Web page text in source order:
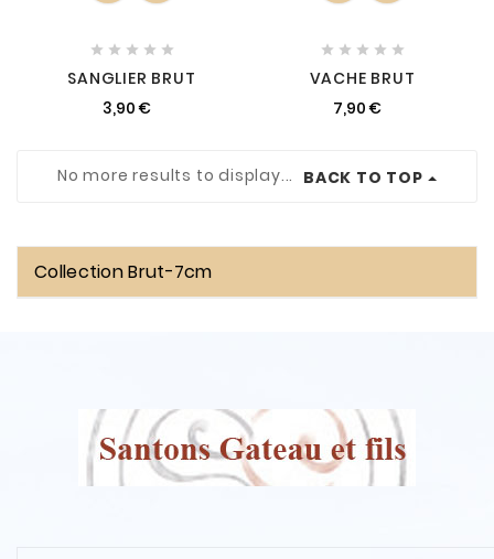
    
SANGLIER BRUT
3,90 €
    
VACHE BRUT
7,90 €
No more results to display... BACK TO TOP
Collection Brut-7cm